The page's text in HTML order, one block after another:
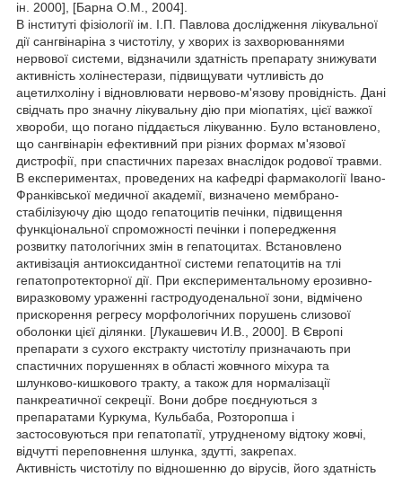
ін. 2000], [Барна О.М., 2004].
В інституті фізіології ім. І.П. Павлова дослідження лікувальної
дії сангвінаріна з чистотілу, у хворих із захворюваннями
нервової системи, відзначили здатність препарату знижувати
активність холінестерази, підвищувати чутливість до
ацетилхоліну і відновлювати нервово-м'язову провідність. Дані
свідчать про значну лікувальну дію при міопатіях, цієї важкої
хвороби, що погано піддається лікуванню. Було встановлено,
що сангвінарін ефективний при різних формах м'язової
дистрофії, при спастичних парезах внаслідок родової травми.
В експериментах, проведених на кафедрі фармакології Івано-
Франківської медичної академії, визначено мембрано-
стабілізуючу дію щодо гепатоцитів печінки, підвищення
функціональної спроможності печінки і попередження
розвитку патологічних змін в гепатоцитах. Встановлено
активізація антиоксидантної системи гепатоцитів на тлі
гепатопротекторної дії. При експериментальному ерозивно-
виразковому ураженні гастродуоденальної зони, відмічено
прискорення регресу морфологічних порушень слизової
оболонки цієї ділянки. [Лукашевич И.В., 2000]. В Європі
препарати з сухого екстракту чистотілу призначають при
спастичних порушеннях в області жовчного міхура та
шлунково-кишкового тракту, а також для нормалізації
панкреатичної секреції. Вони добре поєднуються з
препаратами Куркума, Кульбаба, Розторопша і
застосовуються при гепатопатії, утрудненому відтоку жовчі,
відчутті переповнення шлунка, здутті, закрепах.
Активність чистотілу по відношенню до вірусів, його здатність